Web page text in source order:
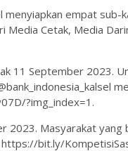
menyiapkan empat
Media Cetak, Media
11 September 2023.
?img_index=1.
2023. Masyarakat
bit.ly/